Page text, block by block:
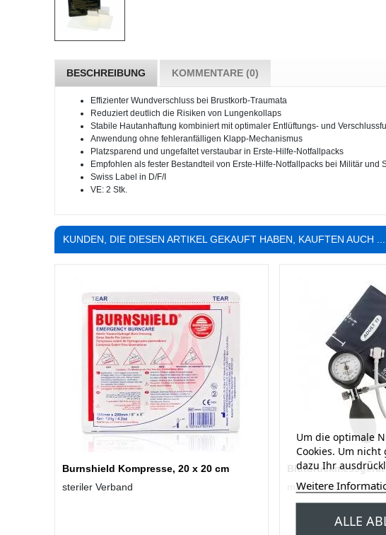
BESCHREIBUNG KOMMENTARE (0)
Effizienter Wundverschluss bei Brustkorb-Traumata
Reduziert deutlich die Risiken von Lungenkollaps
Stabile Hautanhaftung kombiniert mit optimaler Entlüftungs- und
Anwendung ohne fehleranfälligen Klapp-Mechanismus
Platzsparend und ungefaltet verstaubar in Erste-Hilfe-Notfallpacks
Empfohlen als fester Bestandteil von Erste-Hilfe-Notfallpacks bei Militär und
Swiss Label in D/F/I
VE: 2 Stk.
KUNDEN, DIE DIESEN ARTIKEL GEKAUFT HABEN, KAUFTEN AUCH ...
Burnshield Kompresse, 20 x 20 cm
steriler Verband
manuell, 50 mm-
Um die optimale
Cookies. Um
dazu Ihr
Weitere
ALLE